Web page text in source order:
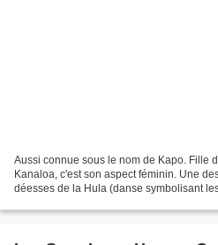
Aussi connue sous le nom de Kapo. Fille
Kanaloa, c'est son aspect féminin. Une
déesses de la Hula (danse symbolisant